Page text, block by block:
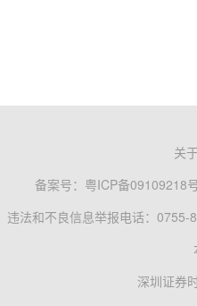
关
备案号： 粤ICP备09109218
违法和不良信息举报电话：0755-
深圳证券